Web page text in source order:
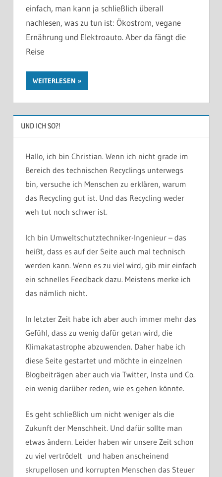
einfach, man kann ja schließlich überall
nachlesen, was zu tun ist: Ökostrom, vegane
Ernährung und Elektroauto. Aber da fängt die
Reise
WEITERLESEN
UND ICH SO?!
Hallo, ich bin Christian. Wenn ich nicht grade im
Bereich des technischen Recyclings unterwegs
bin, versuche ich Menschen zu erklären, warum
das Recycling gut ist. Und das Recycling weder
weh tut noch schwer ist.
Ich bin Umweltschutztechniker-Ingenieur – das
heißt, dass es auf der Seite auch mal technisch
werden kann. Wenn es zu viel wird, gib mir einfach
ein schnelles Feedback dazu. Meistens merke ich
das nämlich nicht.
In letzter Zeit habe ich aber auch immer mehr das
Gefühl, dass zu wenig dafür getan wird, die
Klimakatastrophe abzuwenden. Daher habe ich
diese Seite gestartet und möchte in einzelnen
Blogbeiträgen aber auch via Twitter, Insta und Co.
ein wenig darüber reden, wie es gehen könnte.
Es geht schließlich um nicht weniger als die
Zukunft der Menschheit. Und dafür sollte man
etwas ändern. Leider haben wir unsere Zeit schon
zu viel vertrödelt und haben anscheinend
skrupellosen und korrupten Menschen das Steuer